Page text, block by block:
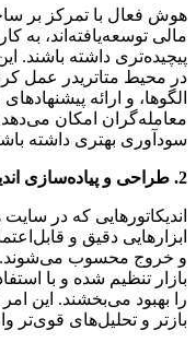
هوش فعال با تمرکز بر
مالی توسعه‌یافته‌اند، به
پیچیده‌تری داشته باشند.
در محیط متاتریدر عمل
الگوها، و ارائه
معامله‌گران امکان می‌دهد
سودآوری بهتری داشته
2. طراحی و پیاده‌سازی اندیکاتورهای اختصاصی در متاتریدر
اندیکاتورهایی که در
ابزارهایی دقیق و
و خروج محسوب می‌شوند.
بازار تنظیم شده و با
را بهبود می‌بخشند. این
بازتر و تحلیل‌های قوی‌تر